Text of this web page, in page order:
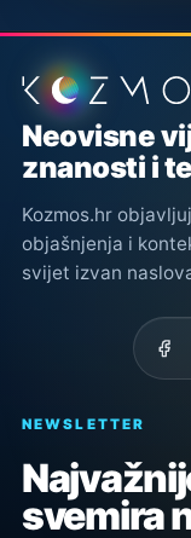
Podnožje
Neovisne
znanosti i
Kozmos.hr
objašnjenja i
svijet izvan
NEWSLETTER
svemira